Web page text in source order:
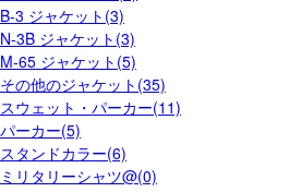
B-3 ジャケット(3)
N-3B ジャケット(3)
M-65 ジャケット(5)
その他のジャケット(35)
スウェット・パーカー(11)
パーカー(5)
スタンドカラー(6)
ミリタリーシャツ@(0)